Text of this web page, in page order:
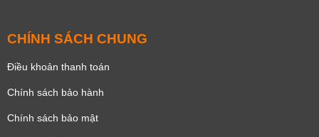
CHÍNH SÁCH CHUNG
Điều khoản thanh toán
Chính sách bảo hành
Chính sách bảo mật